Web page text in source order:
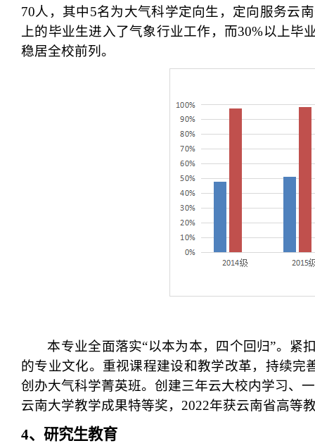
70人 ，其中5名为大气科学定向生，定向服务云
上的毕业生进入了气象行业工作，而30%以上毕
稳居全校前列。
本专业全面落实“以本为本，四个回归”。紧
的专业文化。重视课程建设和教学改革，持续完
创办大气科学菁英班。创建三年云大校内学习、
云南大学教学成果特等奖，2022年获云南省高等
4、研究生教育